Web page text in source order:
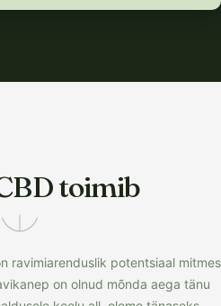
toimib
ravimiarenduslik potentsiaal mitmes
on olnud mõnda aega tänu